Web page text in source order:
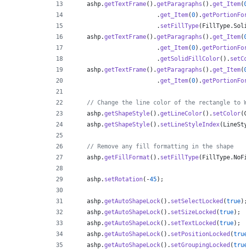
ashp.getTextFrame().getParagraphs ().get_Item(
                        .
get_Item(0).
                        .
setFillType( FillType.
ashp.getTextFrame().getParagraphs ().get_Item(
                        .
get_Item(0).
                        .
getSolidFillColor().
ashp.getTextFrame().getParagraphs ().get_Item(
                        .
get_Item(0).
// Change the line color of the rectangle to
ashp.getShapeStyle().getLineColor(). setColor(
ashp.getShapeStyle(). setLineStyleIndex(
// Remove any fill formatting in the shape
ashp.getFillFormat (). setFillType( FillType.
ashp. setRotation(-45);
ashp.getAutoShapeLock(). setSelectLocked (true);
ashp.getAutoShapeLock(). setSizeLocked (true);
ashp.getAutoShapeLock(). setTextLocked (true);
ashp.getAutoShapeLock(). setPositionLocked (
ashp.getAutoShapeLock(). setGroupingLocked (